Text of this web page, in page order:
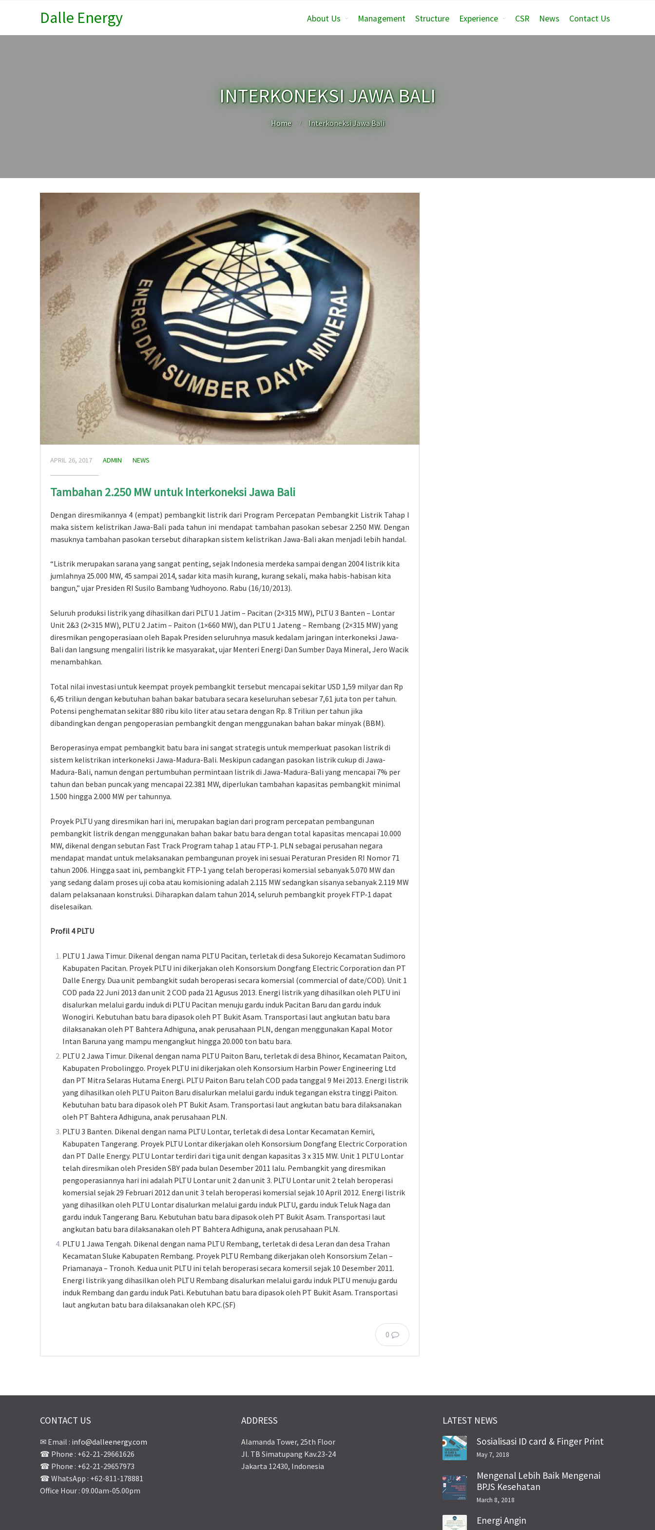
Dalle Energy About Us Management Structure Experience CSR News Contact Us
INTERKONEKSI JAWA BALI
Home Interkoneksi Jawa Bali
APRIL 26, 2017 ADMIN NEWS
Tambahan 2.250 MW untuk Interkoneksi Jawa Bali
Dengan diresmikannya 4 (empat) pembangkit listrik dari Program Percepatan Pembangkit Listrik Tahap I
maka sistem kelistrikan Jawa-Bali pada tahun ini mendapat tambahan pasokan sebesar 2.250 MW. Dengan
masuknya tambahan pasokan tersebut diharapkan sistem kelistrikan Jawa-Bali akan menjadi lebih handal.
“Listrik merupakan sarana yang sangat penting, sejak Indonesia merdeka sampai dengan 2004 listrik kita
jumlahnya 25.000 MW, 45 sampai 2014, sadar kita masih kurang, kurang sekali, maka habis-habisan kita
bangun,” ujar Presiden RI Susilo Bambang Yudhoyono. Rabu (16/10/2013).
Seluruh produksi listrik yang dihasilkan dari PLTU 1 Jatim – Pacitan (2×315 MW), PLTU 3 Banten – Lontar
Unit 2&3 (2×315 MW), PLTU 2 Jatim – Paiton (1×660 MW), dan PLTU 1 Jateng – Rembang (2×315 MW) yang
diresmikan pengoperasiaan oleh Bapak Presiden seluruhnya masuk kedalam jaringan interkoneksi Jawa-
Bali dan langsung mengaliri listrik ke masyarakat, ujar Menteri Energi Dan Sumber Daya Mineral, Jero Wacik
menambahkan.
Total nilai investasi untuk keempat proyek pembangkit tersebut mencapai sekitar USD 1,59 milyar dan Rp
6,45 triliun dengan kebutuhan bahan bakar batubara secara keseluruhan sebesar 7,61 juta ton per tahun.
Potensi penghematan sekitar 880 ribu kilo liter atau setara dengan Rp. 8 Triliun per tahun jika
dibandingkan dengan pengoperasian pembangkit dengan menggunakan bahan bakar minyak (BBM).
Beroperasinya empat pembangkit batu bara ini sangat strategis untuk memperkuat pasokan listrik di
sistem kelistrikan interkoneksi Jawa-Madura-Bali. Meskipun cadangan pasokan listrik cukup di Jawa-
Madura-Bali, namun dengan pertumbuhan permintaan listrik di Jawa-Madura-Bali yang mencapai 7% per
tahun dan beban puncak yang mencapai 22.381 MW, diperlukan tambahan kapasitas pembangkit minimal
1.500 hingga 2.000 MW per tahunnya.
Proyek PLTU yang diresmikan hari ini, merupakan bagian dari program percepatan pembangunan
pembangkit listrik dengan menggunakan bahan bakar batu bara dengan total kapasitas mencapai 10.000
MW, dikenal dengan sebutan Fast Track Program tahap 1 atau FTP-1. PLN sebagai perusahan negara
mendapat mandat untuk melaksanakan pembangunan proyek ini sesuai Peraturan Presiden RI Nomor 71
tahun 2006. Hingga saat ini, pembangkit FTP-1 yang telah beroperasi komersial sebanyak 5.070 MW dan
yang sedang dalam proses uji coba atau komisioning adalah 2.115 MW sedangkan sisanya sebanyak 2.119 MW
dalam pelaksanaan konstruksi. Diharapkan dalam tahun 2014, seluruh pembangkit proyek FTP-1 dapat
diselesaikan.
Profil 4 PLTU
PLTU 1 Jawa Timur. Dikenal dengan nama PLTU Pacitan, terletak di desa Sukorejo Kecamatan Sudimoro
Kabupaten Pacitan. Proyek PLTU ini dikerjakan oleh Konsorsium Dongfang Electric Corporation dan PT
Dalle Energy. Dua unit pembangkit sudah beroperasi secara komersial (commercial of date/COD). Unit 1
COD pada 22 Juni 2013 dan unit 2 COD pada 21 Agusus 2013. Energi listrik yang dihasilkan oleh PLTU ini
disalurkan melalui gardu induk di PLTU Pacitan menuju gardu induk Pacitan Baru dan gardu induk
Wonogiri. Kebutuhan batu bara dipasok oleh PT Bukit Asam. Transportasi laut angkutan batu bara
dilaksanakan oleh PT Bahtera Adhiguna, anak perusahaan PLN, dengan menggunakan Kapal Motor
Intan Baruna yang mampu mengangkut hingga 20.000 ton batu bara.
PLTU 2 Jawa Timur. Dikenal dengan nama PLTU Paiton Baru, terletak di desa Bhinor, Kecamatan Paiton,
Kabupaten Probolinggo. Proyek PLTU ini dikerjakan oleh Konsorsium Harbin Power Engineering Ltd
dan PT Mitra Selaras Hutama Energi. PLTU Paiton Baru telah COD pada tanggal 9 Mei 2013. Energi listrik
yang dihasilkan oleh PLTU Paiton Baru disalurkan melalui gardu induk tegangan ekstra tinggi Paiton.
Kebutuhan batu bara dipasok oleh PT Bukit Asam. Transportasi laut angkutan batu bara dilaksanakan
oleh PT Bahtera Adhiguna, anak perusahaan PLN.
PLTU 3 Banten. Dikenal dengan nama PLTU Lontar, terletak di desa Lontar Kecamatan Kemiri,
Kabupaten Tangerang. Proyek PLTU Lontar dikerjakan oleh Konsorsium Dongfang Electric Corporation
dan PT Dalle Energy. PLTU Lontar terdiri dari tiga unit dengan kapasitas 3 x 315 MW. Unit 1 PLTU Lontar
telah diresmikan oleh Presiden SBY pada bulan Desember 2011 lalu. Pembangkit yang diresmikan
pengoperasiannya hari ini adalah PLTU Lontar unit 2 dan unit 3. PLTU Lontar unit 2 telah beroperasi
komersial sejak 29 Februari 2012 dan unit 3 telah beroperasi komersial sejak 10 April 2012. Energi listrik
yang dihasilkan oleh PLTU Lontar disalurkan melalui gardu induk PLTU, gardu induk Teluk Naga dan
gardu induk Tangerang Baru. Kebutuhan batu bara dipasok oleh PT Bukit Asam. Transportasi laut
angkutan batu bara dilaksanakan oleh PT Bahtera Adhiguna, anak perusahaan PLN.
PLTU 1 Jawa Tengah. Dikenal dengan nama PLTU Rembang, terletak di desa Leran dan desa Trahan
Kecamatan Sluke Kabupaten Rembang. Proyek PLTU Rembang dikerjakan oleh Konsorsium Zelan –
Priamanaya – Tronoh. Kedua unit PLTU ini telah beroperasi secara komersil sejak 10 Desember 2011.
Energi listrik yang dihasilkan oleh PLTU Rembang disalurkan melalui gardu induk PLTU menuju gardu
induk Rembang dan gardu induk Pati. Kebutuhan batu bara dipasok oleh PT Bukit Asam. Transportasi
laut angkutan batu bara dilaksanakan oleh KPC.(SF)
0
CONTACT US
✉ Email : info@dalleenergy.com
☎ Phone : +62-21-29661626
☎ Phone : +62-21-29657973
☎ WhatsApp : +62-811-178881
Office Hour : 09.00am-05.00pm
ADDRESS
Alamanda Tower, 25th Floor
Jl. TB Simatupang Kav.23-24
Jakarta 12430, Indonesia
LATEST NEWS
Sosialisasi ID card & Finger Print
May 7, 2018
Mengenal Lebih Baik Mengenai
BPJS Kesehatan
March 8, 2018
Energi Angin